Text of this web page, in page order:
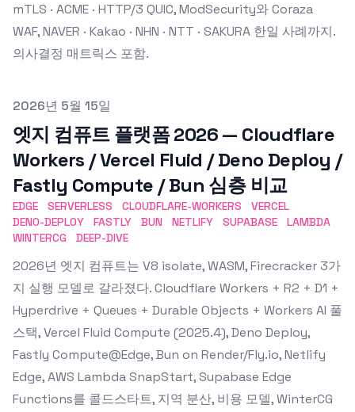
mTLS · ACME · HTTP/3 QUIC, ModSecurity와 Coraza
WAF, NAVER · Kakao · NHN · NTT · SAKURA 한일 사례까지.
의사결정 매트릭스 포함.
Published on
2026년 5월 15일
엣지 컴퓨트 플랫폼 2026 — Cloudflare
Workers / Vercel Fluid / Deno Deploy /
Fastly Compute / Bun 심층 비교
EDGE SERVERLESS CLOUDFLARE-WORKERS
VERCEL
DENO-DEPLOY
FASTLY BUN NETLIFY SUPABASE
LAMBDA
WINTERCG
DEEP-DIVE
2026년 엣지 컴퓨트는 V8 isolate, WASM, Firecracker 3가
지 실행 모델로 갈라졌다. Cloudflare Workers + R2 + D1 +
Hyperdrive + Queues + Durable Objects + Workers AI 풀
스택, Vercel Fluid Compute (2025.4), Deno Deploy,
Fastly Compute@Edge, Bun on Render/Fly.io, Netlify
Edge, AWS Lambda SnapStart, Supabase Edge
Functions를 콜드스타트, 지역 분산, 비용 모델, WinterCG